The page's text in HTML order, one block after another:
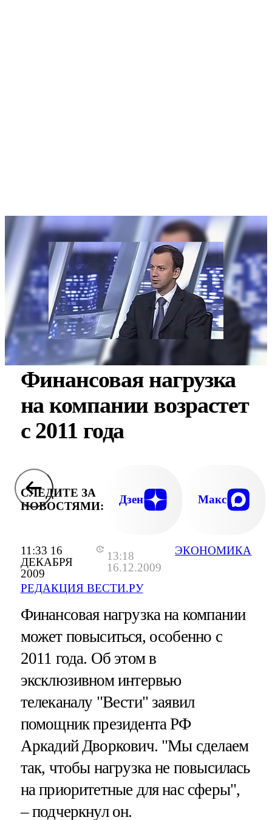
11:33 16
ДЕКАБРЯ
2009
13:18
16.12.2009
РЕДАКЦИЯ ВЕСТИ.РУ
ЭКОНОМИКА
Финансовая нагрузка
на компании возрастет
с 2011 года
СЛЕДИТЕ ЗА
НОВОСТЯМИ:
Дзен Макс
Финансовая нагрузка на компании
может повыситься, особенно с
2011 года. Об этом в
эксклюзивном интервью
телеканалу "Вести" заявил
помощник президента РФ
Аркадий Дворкович. "Мы сделаем
так, чтобы нагрузка не повысилась
на приоритетные для нас сферы",
– подчеркнул он.